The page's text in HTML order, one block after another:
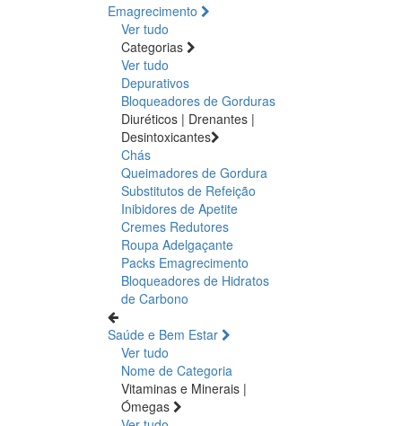
Emagrecimento
Ver tudo
Categorias
Ver tudo
Depurativos
Bloqueadores de Gorduras
Diuréticos | Drenantes |
Desintoxicantes
Chás
Queimadores de Gordura
Substitutos de Refeição
Inibidores de Apetite
Cremes Redutores
Roupa Adelgaçante
Packs Emagrecimento
Bloqueadores de Hidratos
de Carbono
Saúde e Bem Estar
Ver tudo
Nome de Categoria
Vitaminas e Minerais |
Ómegas